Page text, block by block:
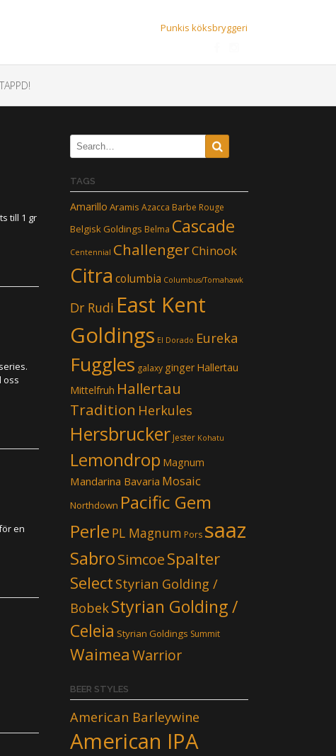
Punkis köksbryggeri
till 1 gr
oss
en
TAGS
Amarillo Aramis Azacca Barbe Rouge
Belgisk Goldings Belma Cascade
Centennial ChallengerChinook
Citra columbia Columbus/Tomahawk
Dr Rudi East Kent
Goldings El Dorado Eureka
Fuggles galaxy ginger Hallertau
Mittelfruh Hallertau
Tradition Herkules
Hersbrucker Jester Kohatu
Lemondrop Magnum
Mandarina Bavaria Mosaic
Northdown Pacific Gem
Perle PL Magnum Pors saaz
SabroSimcoeSpalter
Select Styrian Golding /
BobekStyrian Golding /
Celeia Styrian Goldings Summit
WaimeaWarrior
BEER STYLES
American Barleywine
American IPA